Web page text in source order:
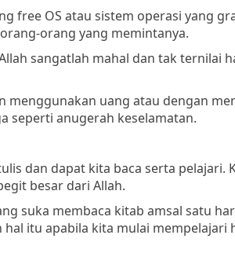
free OS atau sistem operasi yang
orang yang memintanya.
sangatlah mahal dan tak ternilai
menggunakan uang atau dengan
seperti anugerah keselamatan.
dan dapat kita baca serta pelajari.
besar dari Allah.
suka membaca kitab amsal satu
itu apabila kita mulai mempelajari